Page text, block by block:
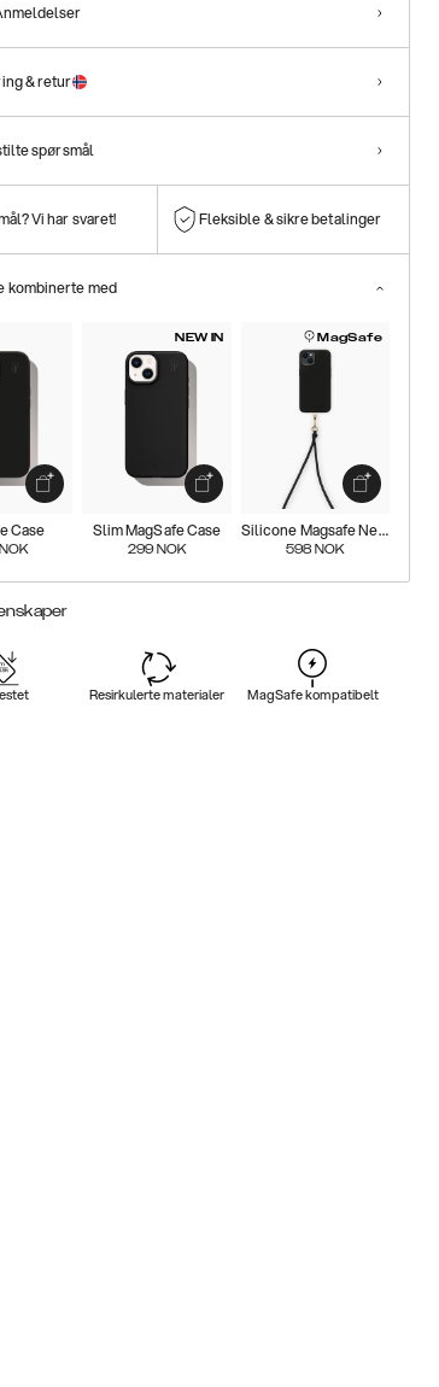
& retur
spørsmål
Vi har svaret! Fleksible & sikre betalinger
kombinerte med
Case
NOK
NEW IN
Slim MagSafe Case
299 NOK
MagSafe
Silicone Magsafe Necklace Kit
598 NOK
Resirkulerte materialer MagSafe kompatibelt